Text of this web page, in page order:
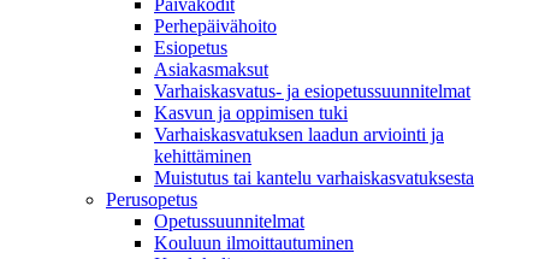
Päiväkodit
Perhepäivähoito
Esiopetus
Asiakasmaksut
Varhaiskasvatus- ja esiopetussuunnitelmat
Kasvun ja oppimisen tuki
Varhaiskasvatuksen laadun arviointi ja
kehittäminen
Muistutus tai kantelu varhaiskasvatuksesta
Perusopetus
Opetussuunnitelmat
Kouluun ilmoittautuminen